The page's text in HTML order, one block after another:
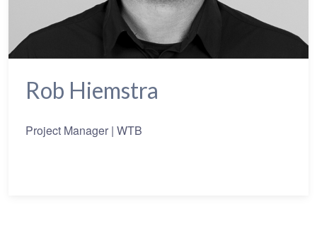
Rob Hiemstra
Project Manager | WTB